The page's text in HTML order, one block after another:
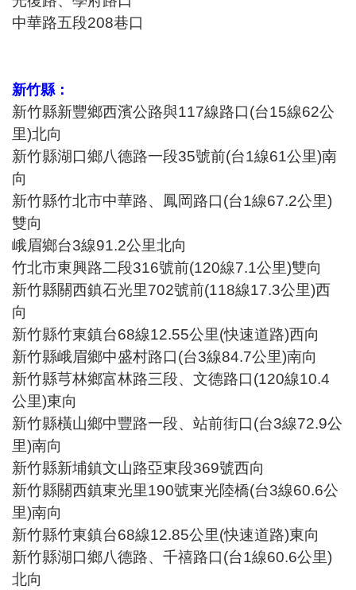
中華路五段208巷口
新竹縣：
新竹縣新豐鄉西濱公路與117線路口(台15線62公
里)北向
新竹縣湖口鄉八德路一段35號前(台1線61公里)南
向
新竹縣竹北市中華路、鳳岡路口(台1線67.2公里)
雙向
峨眉鄉台3線91.2公里北向
竹北市東興路二段316號前(120線7.1公里)雙向
新竹縣關西鎮石光里702號前(118線17.3公里)西
向
新竹縣竹東鎮台68線12.55公里(快速道路)西向
新竹縣峨眉鄉中盛村路口(台3線84.7公里)南向
新竹縣芎林鄉富林路三段、文德路口(120線10.4
公里)東向
新竹縣橫山鄉中豐路一段、站前街口(台3線72.9公
里)南向
新竹縣新埔鎮文山路亞東段369號西向
新竹縣關西鎮東光里190號東光陸橋(台3線60.6公
里)南向
新竹縣竹東鎮台68線12.85公里(快速道路)東向
新竹縣湖口鄉八德路、千禧路口(台1線60.6公里)
北向